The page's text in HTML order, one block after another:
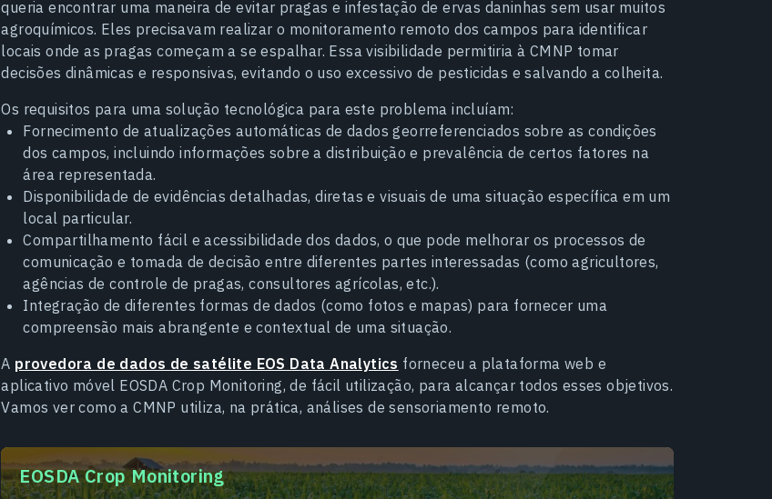
queria encontrar uma maneira de evitar pragas e infestação de ervas daninhas sem usar muitos
agroquímicos. Eles precisavam realizar o monitoramento remoto dos campos para identificar
locais onde as pragas começam a se espalhar. Essa visibilidade permitiria à CMNP tomar
decisões dinâmicas e responsivas, evitando o uso excessivo de pesticidas e salvando a colheita.
Os requisitos para uma solução tecnológica para este problema incluíam:
Fornecimento de atualizações automáticas de dados georreferenciados sobre as condições
dos campos, incluindo informações sobre a distribuição e prevalência de certos fatores na
área representada.
Disponibilidade de evidências detalhadas, diretas e visuais de uma situação específica em um
local particular.
Compartilhamento fácil e acessibilidade dos dados, o que pode melhorar os processos de
comunicação e tomada de decisão entre diferentes partes interessadas (como agricultores,
agências de controle de pragas, consultores agrícolas, etc.).
Integração de diferentes formas de dados (como fotos e mapas) para fornecer uma
compreensão mais abrangente e contextual de uma situação.
A provedora de dados de satélite EOS Data Analytics forneceu a plataforma web e
aplicativo móvel EOSDA Crop Monitoring, de fácil utilização, para alcançar todos esses objetivos.
Vamos ver como a CMNP utiliza, na prática, análises de sensoriamento remoto.
EOSDA Crop Monitoring